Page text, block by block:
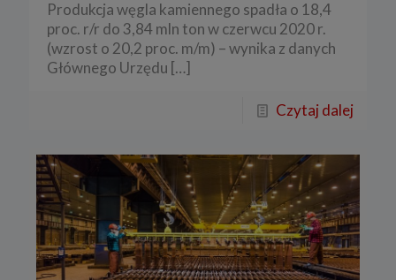
Produkcja węgla kamiennego spadła o 18,4
proc. r/r do 3,84 mln ton w czerwcu 2020 r.
(wzrost o 20,2 proc. m/m) – wynika z danych
Głównego Urzędu […]
Czytaj dalej